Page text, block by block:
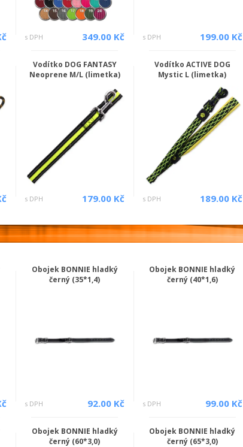
s DPH 349.00 Kč s DPH 199.00 Kč
Vodítko DOG FANTASY
Neoprene M/L (limetka)
s DPH 179.00 Kč
Vodítko ACTIVE DOG
Mystic L (limetka)
s DPH 189.00 Kč
Obojek BONNIE hladký
černý (35*1,4)
s DPH 92.00 Kč
Obojek BONNIE hladký
černý (40*1,6)
s DPH 99.00 Kč
Obojek BONNIE hladký
černý (60*3,0)
Obojek BONNIE hladký
černý (65*3,0)